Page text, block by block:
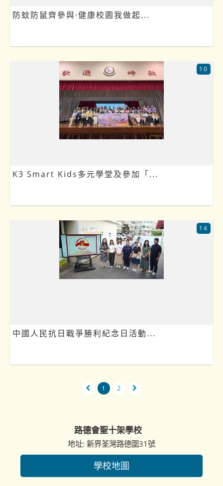
防蚊防鼠齊參與·健康校園我做起...
K3 Smart Kids多元學堂及參加「...
10
中國人民抗日戰爭勝利紀念日活動...
14
1 2
路德會聖十架學校
地址: 新界荃灣路德圍31號
學校地圖